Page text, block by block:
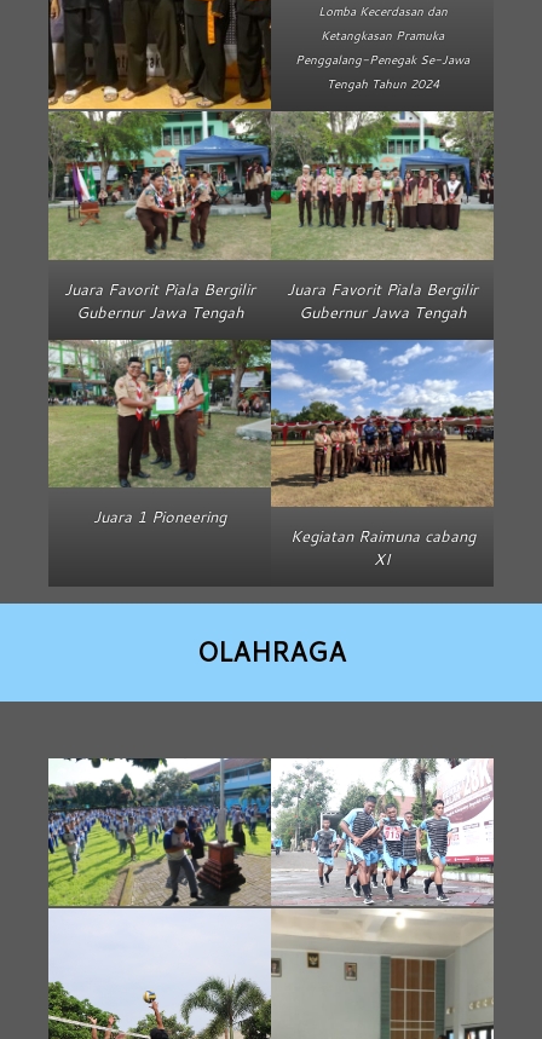
Lomba Kecerdasan dan
Ketangkasan Pramuka
Penggalang-Penegak Se-Jawa
Tengah Tahun 2024
Juara Favorit Piala Bergilir
Gubernur Jawa Tengah
Juara Favorit Piala Bergilir
Gubernur Jawa Tengah
Juara 1 Pioneering
Kegiatan Raimuna cabang
XI
OLAHRAGA